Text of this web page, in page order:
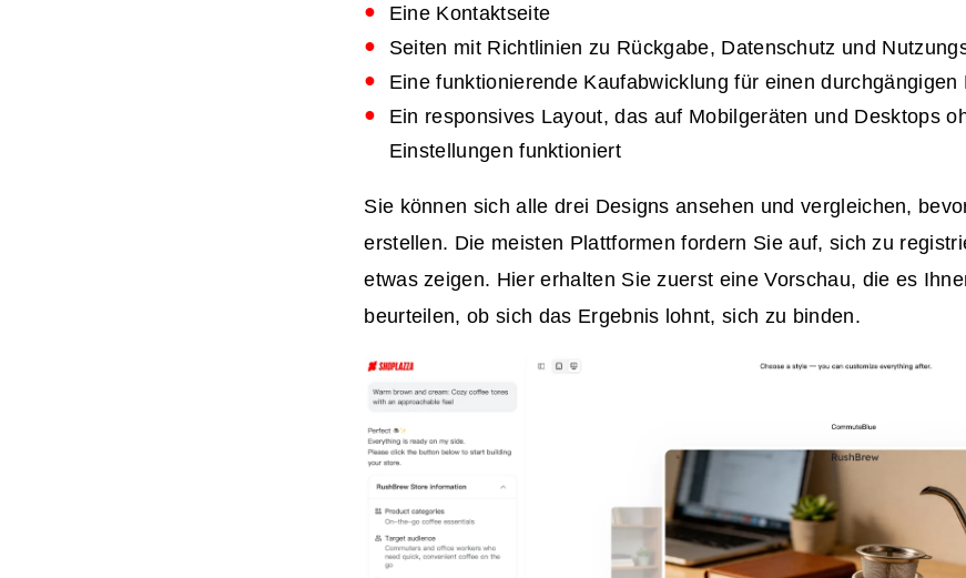
Eine Kontaktseite
Seiten mit Richtlinien zu Rückgabe, Datenschutz und
Eine funktionierende Kaufabwicklung für einen durchgängigen
Ein responsives Layout, das auf Mobilgeräten und Desktops
Einstellungen funktioniert
Sie können sich alle drei Designs ansehen und vergleichen,
erstellen. Die meisten Plattformen fordern Sie auf, sich zu
etwas zeigen. Hier erhalten Sie zuerst eine Vorschau, die es
beurteilen, ob sich das Ergebnis lohnt, sich zu binden.